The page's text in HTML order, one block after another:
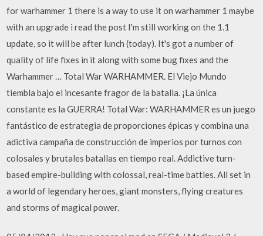
for warhammer 1 there is a way to use it on warhammer 1 maybe
with an upgrade i read the post I'm still working on the 1.1
update, so it will be after lunch (today). It's got a number of
quality of life fixes in it along with some bug fixes and the
Warhammer … Total War WARHAMMER. El Viejo Mundo
tiembla bajo el incesante fragor de la batalla. ¡La única
constante es la GUERRA! Total War: WARHAMMER es un juego
fantástico de estrategia de proporciones épicas y combina una
adictiva campaña de construcción de imperios por turnos con
colosales y brutales batallas en tiempo real. Addictive turn-
based empire-building with colossal, real-time battles. All set in
a world of legendary heroes, giant monsters, flying creatures
and storms of magical power.